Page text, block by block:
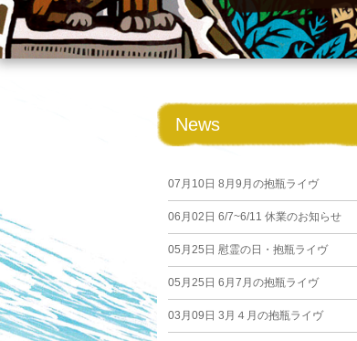
News
07月10日 8月9月の抱瓶ライヴ
06月02日 6/7~6/11 休業のお知らせ
05月25日 慰霊の日・抱瓶ライヴ
05月25日 6月7月の抱瓶ライヴ
03月09日 3月４月の抱瓶ライヴ